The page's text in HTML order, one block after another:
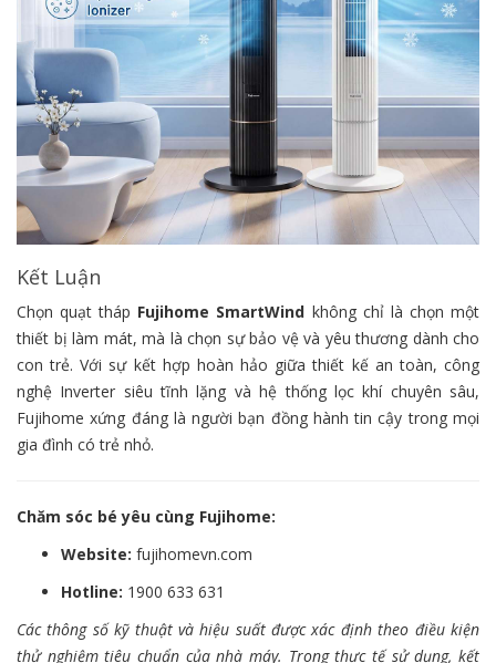
Kết Luận
Chọn quạt tháp Fujihome SmartWind không chỉ là chọn một
thiết bị làm mát, mà là chọn sự bảo vệ và yêu thương dành cho
con trẻ. Với sự kết hợp hoàn hảo giữa thiết kế an toàn, công
nghệ Inverter siêu tĩnh lặng và hệ thống lọc khí chuyên sâu,
Fujihome xứng đáng là người bạn đồng hành tin cậy trong mọi
gia đình có trẻ nhỏ.
Chăm sóc bé yêu cùng Fujihome:
Website: fujihomevn.com
Hotline: 1900 633 631
Các thông số kỹ thuật và hiệu suất được xác định theo điều kiện
thử nghiệm tiêu chuẩn của nhà máy. Trong thực tế sử dụng, kết